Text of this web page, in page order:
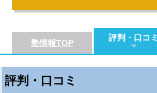
塾情報TOP
評判・口コミ
評判・口コミ